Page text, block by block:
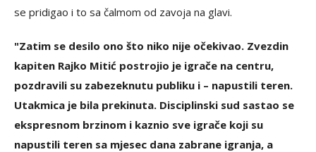
se pridigao i to sa čalmom od zavoja na glavi.
"Zatim se desilo ono što niko nije očekivao. Zvezdin
kapiten Rajko Mitić postrojio je igrače na centru,
pozdravili su zabezeknutu publiku i – napustili teren.
Utakmica je bila prekinuta. Disciplinski sud sastao se
ekspresnom brzinom i kaznio sve igrače koji su
napustili teren sa mjesec dana zabrane igranja, a